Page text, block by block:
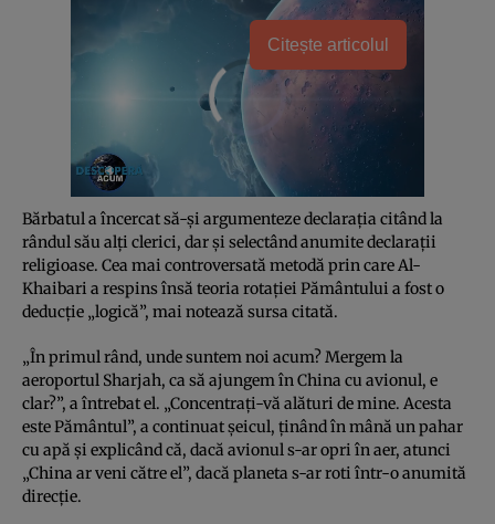
Citește articolul
Bărbatul a încercat să-şi argumenteze declaraţia citând la
rândul său alţi clerici, dar şi selectând anumite declaraţii
religioase. Cea mai controversată metodă prin care Al-
Khaibari a respins însă teoria rotaţiei Pământului a fost o
deducţie „logică”, mai notează sursa citată.
„În primul rând, unde suntem noi acum? Mergem la
aeroportul Sharjah, ca să ajungem în China cu avionul, e
clar?”, a întrebat el. „Concentraţi-vă alături de mine. Acesta
este Pământul”, a continuat şeicul, ţinând în mână un pahar
cu apă şi explicând că, dacă avionul s-ar opri în aer, atunci
„China ar veni către el”, dacă planeta s-ar roti într-o anumită
direcţie.